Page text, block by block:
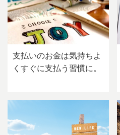
支払いのお金は気持ちよ
くすぐに支払う習慣に。